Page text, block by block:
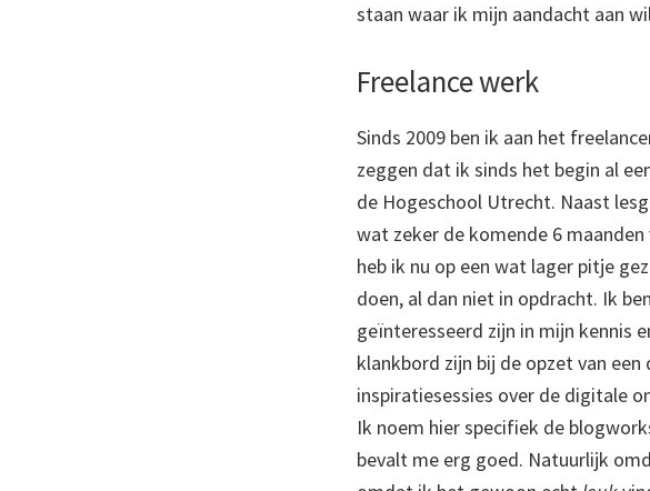
staan waar ik mijn aandacht aan
Freelance werk
Sinds 2009 ben ik aan het
zeggen dat ik sinds het begin al
de Hogeschool Utrecht. Naast
wat zeker de komende 6
heb ik nu op een wat lager pitje
doen, al dan niet in opdracht. Ik
geïnteresseerd zijn in mijn kennis
klankbord zijn bij de opzet van
inspiratiesessies over de digitale
Ik noem hier specifiek de
bevalt me erg goed. Natuurlijk